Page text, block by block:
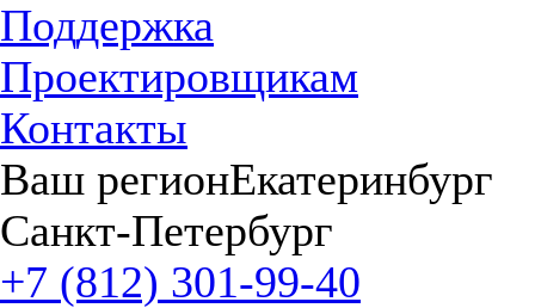
Поддержка
Проектировщикам
Контакты
Ваш регионЕкатеринбург
Санкт-Петербург
+7 (812) 301-99-40